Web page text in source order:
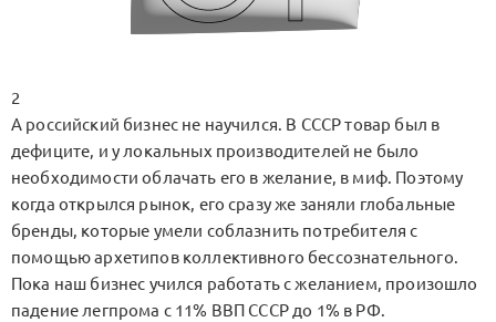
2
А российский бизнес не научился. В СССР товар был в
дефиците, и у локальных производителей не было
необходимости облачать его в желание, в миф. Поэтому
когда открылся рынок, его сразу же заняли глобальные
бренды, которые умели соблазнить потребителя с
помощью архетипов коллективного бессознательного.
Пока наш бизнес учился работать с желанием, произошло
падение легпрома с 11% ВВП СССР до 1% в РФ.